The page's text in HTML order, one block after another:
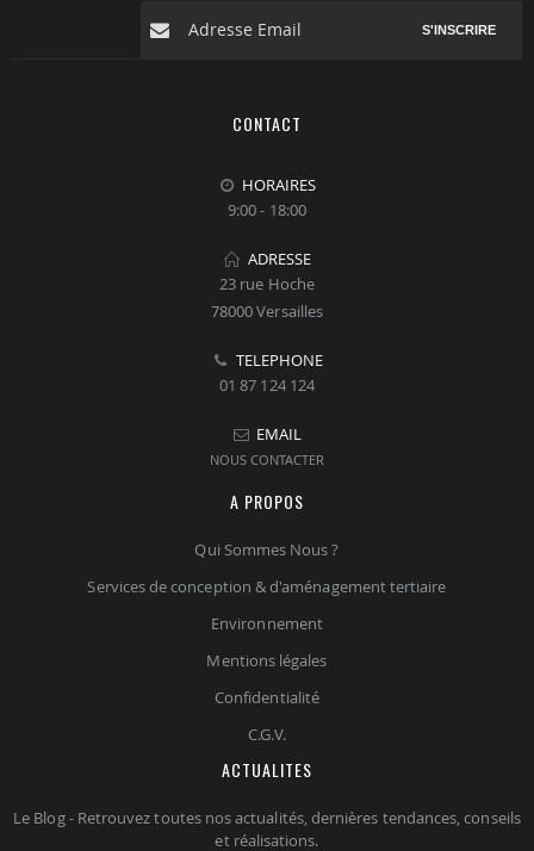
S'INSCRIRE
CONTACT
HORAIRES
9:00 - 18:00
ADRESSE
23 rue Hoche
78000 Versailles
TELEPHONE
01 87 124 124
EMAIL
NOUS CONTACTER
A PROPOS
Qui Sommes Nous ?
Services de conception & d'aménagement tertiaire
Environnement
Mentions légales
Confidentialité
C.G.V.
ACTUALITES
Le Blog - Retrouvez toutes nos actualités, dernières tendances, conseils
et réalisations.